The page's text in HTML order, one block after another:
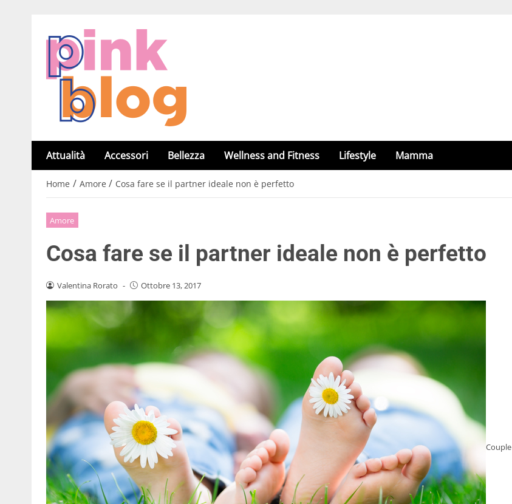
Attualità Accessori Bellezza Wellness and Fitness Lifestyle Mamma
Home / Amore / Cosa fare se il partner ideale non è perfetto
Amore
Cosa fare se il partner ideale non è perfetto
Valentina Rorato - Ottobre 13, 2017
Couple